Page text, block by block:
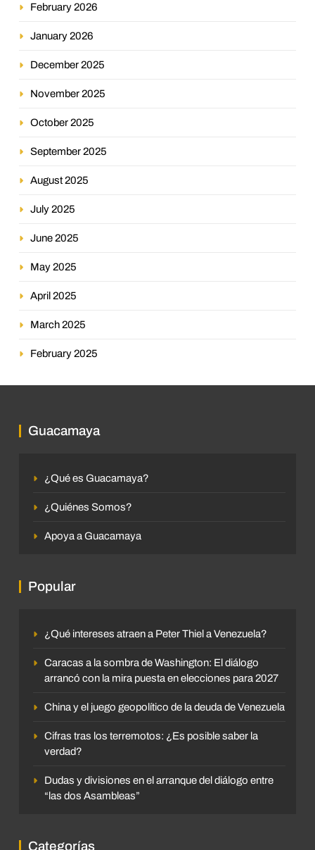
February 2026
January 2026
December 2025
November 2025
October 2025
September 2025
August 2025
July 2025
June 2025
May 2025
April 2025
March 2025
February 2025
Guacamaya
¿Qué es Guacamaya?
¿Quiénes Somos?
Apoya a Guacamaya
Popular
¿Qué intereses atraen a Peter Thiel a Venezuela?
Caracas a la sombra de Washington: El diálogo
arrancó con la mira puesta en elecciones para 2027
China y el juego geopolítico de la deuda de Venezuela
Cifras tras los terremotos: ¿Es posible saber la
verdad?
Dudas y divisiones en el arranque del diálogo entre
“las dos Asambleas”
Categorías